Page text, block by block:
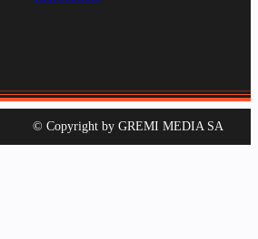
© Copyright by GREMI MEDIA SA